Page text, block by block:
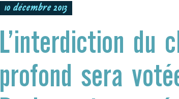
10 décembre 2013
L’interdiction du
profond sera